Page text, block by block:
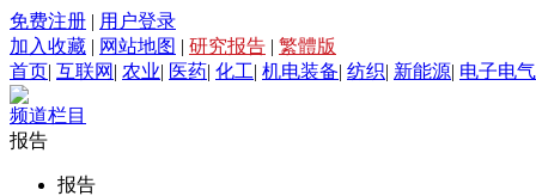
免费注册 | 用户登录
加入收藏 | 网站地图 | 研究报告 | 繁體版
首页| 互联网 | 农业| 医药| 化工| 机电装备| 纺织| 新能源| 电子电气
频道栏目
报告
报告